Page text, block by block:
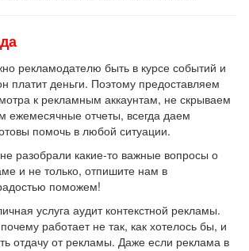
рекламодателю быть в курсе событий и
платит деньги. Поэтому предоставляем
к рекламным аккаунтам, не скрываем
ежемесячные отчеты, всегда даем
помочь в любой ситуации.
разобрали какие-то важные вопросы о
и не только, отпишите нам в
поможем!
услуга аудит контекстной рекламы.
работает не так, как хотелось бы, и
отдачу от рекламы. Даже если реклама в